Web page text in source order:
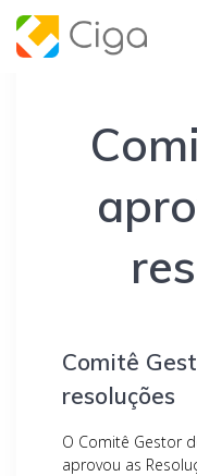
Comitê
resoluções
O Comitê Gestor
aprovou as